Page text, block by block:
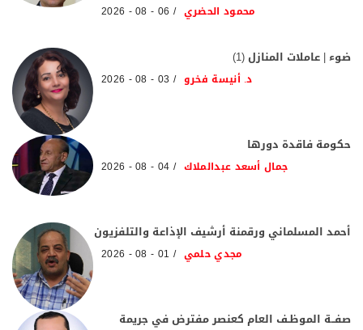
محمود الحضري 06 - 08 - 2026
ضوء | عاملات المنازل (1)
د. أنيسة فخرو 03 - 08 - 2026
حكومة فاقدة دورها
جمال أسعد عبدالملاك 04 - 08 - 2026
أحمد المسلماني ورقمنة أرشيف الإذاعة والتلفزيون
مجدي حلمي 01 - 08 - 2026
صفــة الموظـف العام كعنصر مفترض في جريمة